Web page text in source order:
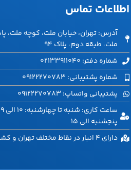
اطلاعات تماس
آدرس: تهران، خیابان ملت، کوچه ملت،
ملت، طبقه دوم، پلاک ۹۴
شماره دفتر: 02133911040
شماره پشتیبانی: 09122270783
پشتیبانی واتساپ: 09122270783
پنجشنبه الی 15
دارای 4 انبار در نقاط مختلف تهران و کشور